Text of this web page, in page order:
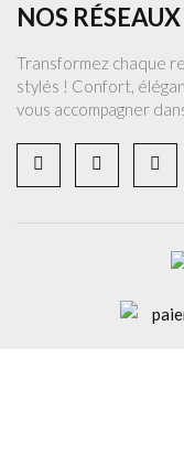
NOS RÉSEAUX
Transformez chaque
stylés ! Confort,
vous accompagner